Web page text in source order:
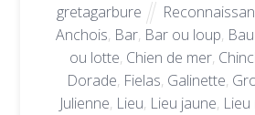
gretagarbure
Anchois, Bar, Bar ou loup,
ou lotte, Chien de mer,
Dorade, Fielas, Galinette,
Julienne, Lieu, Lieu jaune,